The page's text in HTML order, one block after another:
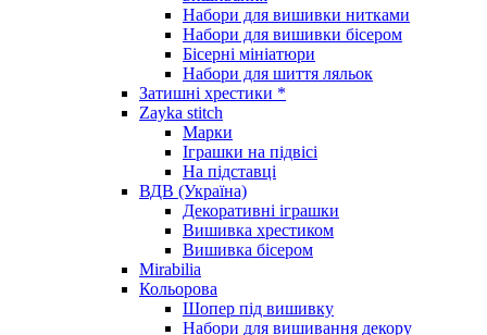
Набори для вишивки нитками
Набори для вишивки бісером
Бісерні мініатюри
Набори для шиття ляльок
Затишні хрестики *
Zayka stitch
Марки
Іграшки на підвісі
На підставці
ВДВ (Україна)
Декоративні іграшки
Вишивка хрестиком
Вишивка бісером
Mirabilia
Кольорова
Шопер під вишивку
Набори для вишивання декору